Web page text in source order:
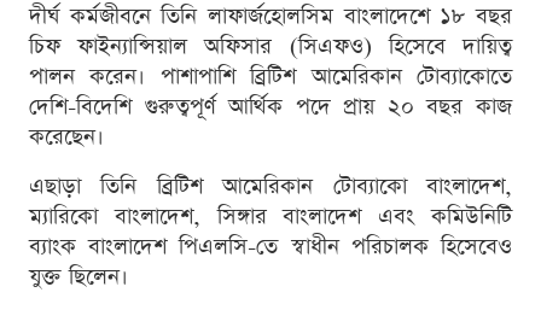
দীর্ঘ কর্মজীবনে তিনি লাফার্জহোলসিম বাংলাদেশে ১৮ বছর
চিফ ফাইন্যান্সিয়াল অফিসার (সিএফও) হিসেবে দায়িত্ব
পালন করেন। পাশাপাশি ব্রিটিশ আমেরিকান টোব্যাকোতে
দেশি-বিদেশি গুরুত্বপূর্ণ আর্থিক পদে প্রায় ২০ বছর কাজ
করেছেন।
এছাড়া তিনি ব্রিটিশ আমেরিকান টোব্যাকো বাংলাদেশ,
ম্যারিকো বাংলাদেশ, সিঙ্গার বাংলাদেশ এবং কমিউনিটি
ব্যাংক বাংলাদেশ পিএলসি-তে স্বাধীন পরিচালক হিসেবেও
যুক্ত ছিলেন।